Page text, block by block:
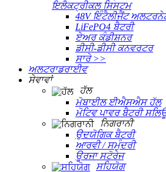
ਇਲੈਕਟ੍ਰੀਕਲ ਸਿਸਟਮ
48V ਇੰਟੈਲੀਜੈਂਟ
LiFePO4 ਬੈਟਰੀ
ਏਅਰ ਕੰਡੀਸ਼ਨਰ
ਡੀਸੀ-ਡੀਸੀ ਕਨਵਰਟਰ
ਸਾਰੇ >>
ਅਲਟਰਾਡਰਾਈਵ
ਸੇਵਾਵਾਂ
ਹੱਲ
ਮੋਬਾਈਲ ਈਐਸਐਸ ਹੱਲ
ਮੋਟਿਵ ਪਾਵਰ ਬੈਟਰੀ
ਨਿਗਰਾਨੀ
ਉਦਯੋਗਿਕ ਬੈਟਰੀ
ਆਰਵੀ / ਸਮੁੰਦਰੀ
ਊਰਜਾ ਸਟੋਰੇਜ
ਸਹਿਯੋਗ